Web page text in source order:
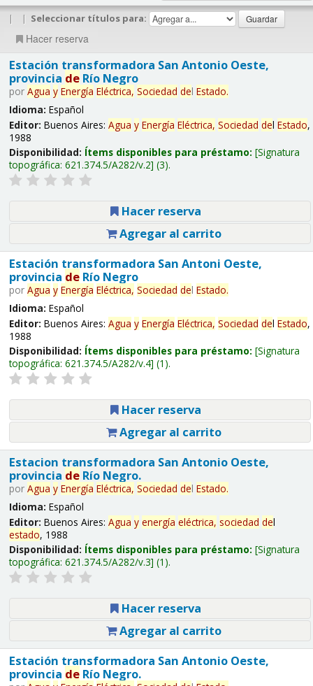
| | Seleccionar títulos para:
Hacer reserva
Estación transformadora San Antonio Oeste,
provincia deRío Negro
por Agua y Energía Eléctrica, Sociedad del Estado.
Idioma: Español
Editor: Buenos Aires: Agua y Energía Eléctrica, Sociedad del Estado,
1988
Disponibilidad: Ítems disponibles para préstamo: Signatura
topográfica: 621.374.5/A282/v.2 (3).
Hacer reserva
Agregar al carrito
Estación transformadora San Antoni Oeste,
provincia deRío Negro
por Agua y Energía Eléctrica, Sociedad del Estado.
Idioma: Español
Editor: Buenos Aires: Agua y Energía Eléctrica, Sociedad del Estado,
1988
Disponibilidad: Ítems disponibles para préstamo: Signatura
topográfica: 621.374.5/A282/v.4 (1).
Hacer reserva
Agregar al carrito
Estacion transformadora San Antonio Oeste,
provincia deRío Negro.
por Agua y Energía Eléctrica, Sociedad del Estado.
Idioma: Español
Editor: Buenos Aires: Agua y energía eléctrica, sociedad del
estado, 1988
Disponibilidad: Ítems disponibles para préstamo: Signatura
topográfica: 621.374.5/A282/v.3 (1).
Hacer reserva
Agregar al carrito
Estación transformadora San Antonio Oeste,
provincia deRío Negro.